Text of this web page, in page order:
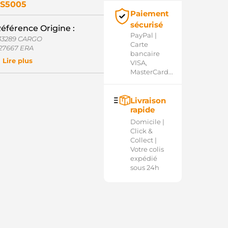
Origine :
CARGO
ERA
11130 HYUNDAI / KIA
11140 HYUNDAI / KIA
32510 HYUNDAI / KIA
Lire plus
Paiement
sécurisé
PayPal |
Carte
bancaire
VISA,
MasterCard...
Livraison
rapide
Domicile |
Click &
Collect |
Votre colis
expédié
sous 24h